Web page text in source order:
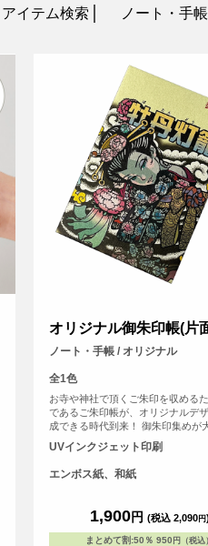
アイテム検索 ノート・手帳
オリジナル御朱印帳(片
ノート・手帳 / オリジナル
全1色
お寺や神社で頂くご朱印を収める
であるご朱印帳が、オリジナルデ
成できる時代到来！ 御朱印集めが
方、自分で作ったデザインをプリン
MYご朱印帳が作れます！ご朱印集
な友だちへのプレゼントなどにもお
す！1点から作成可能で、初詣など
<br> ※こちらは小さいサイズの御
す。
UVインクジェット印刷
エンボス紙、和紙
1,900円 (税込 2,090円)
まとめて割:50％ 950 円（税込）